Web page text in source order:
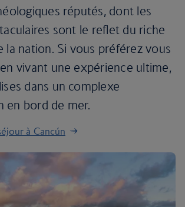
réputés, dont les
sont le reflet du riche
la nation. Si vous préférez vous
vivant une expérience ultime,
dans un complexe
en bord de mer.
à Cancún